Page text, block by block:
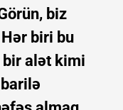
biz
biri bu
bir alət kimi